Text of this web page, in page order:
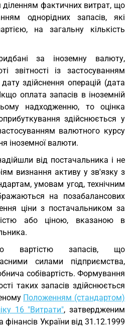
діленням фактичних витрат, що
однорідних запасів, які
на загальну кількість
за іноземну валюту,
звітності із застосуванням
здійснення операцій (дата
оплата запасів в іноземній
надходженню, то оцінка
здійснюється у
валютного курсу
іноземної валюти.
від постачальника і не
визнання активу у зв'язку з
умовам угод, технічним
на позабалансових
ціни з постачальником за
або ціною, вказаною в
вартістю запасів, що
силами підприємства,
собівартість. Формування
таких запасів здійснюється
Положенням (стандартом)
16 "Витрати", затвердженим
фінансів України від 31.12.1999